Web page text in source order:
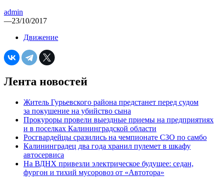
admin
—23/10/2017
Движение
Лента новостей
Житель Гурьевского района предстанет перед судом
за покушение на убийство сына
Прокуроры провели выездные приемы на предприятиях
и в поселках Калининградской области
Росгвардейцы сразились на чемпионате СЗО по самбо
Калининградец два года хранил пулемет в шкафу
автосервиса
На ВДНХ привезли электрическое будущее: седан,
фургон и тихий мусоровоз от «Автотора»